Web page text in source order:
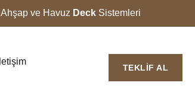
Ahşap ve Havuz Deck Sistemleri
İletişim
TEKLIF AL